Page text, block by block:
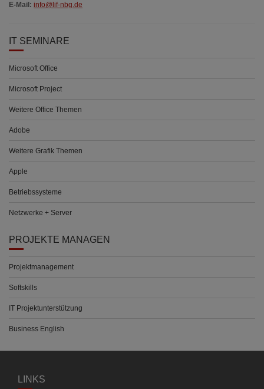
E-Mail: info@lif-nbg.de
IT SEMINARE
Microsoft Office
Microsoft Project
Weitere Office Themen
Adobe
Weitere Grafik Themen
Apple
Betriebssysteme
Netzwerke + Server
PROJEKTE MANAGEN
Projektmanagement
Softskills
IT Projektunterstützung
Business English
LINKS